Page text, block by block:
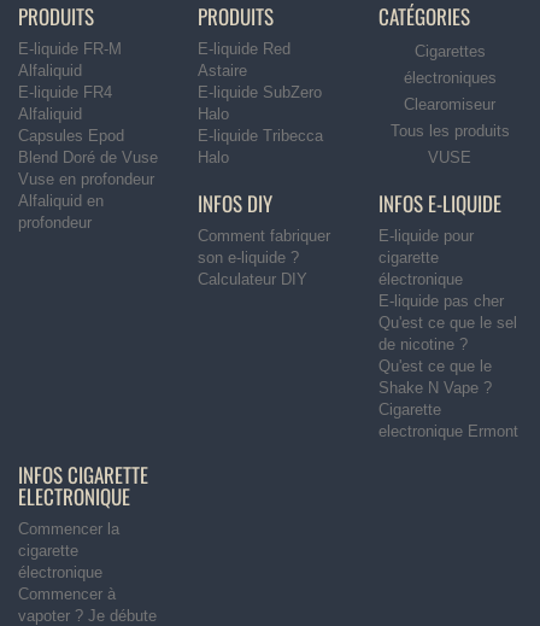
PRODUITS
E-liquide FR-M
Alfaliquid
E-liquide FR4
Alfaliquid
Capsules Epod
Blend Doré de Vuse
Vuse en profondeur
Alfaliquid en
profondeur
PRODUITS
E-liquide Red
Astaire
E-liquide SubZero
Halo
E-liquide Tribecca
Halo
CATÉGORIES
Cigarettes
électroniques
Clearomiseur
Tous les produits
VUSE
INFOS DIY
Comment fabriquer
son e-liquide ?
Calculateur DIY
INFOS E-LIQUIDE
E-liquide pour
cigarette
électronique
E-liquide pas cher
Qu'est ce que le sel
de nicotine ?
Qu'est ce que le
Shake N Vape ?
Cigarette
electronique Ermont
INFOS CIGARETTE
ELECTRONIQUE
Commencer la
cigarette
électronique
Commencer à
vapoter ? Je débute